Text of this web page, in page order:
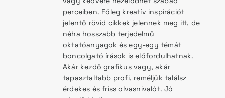
perceiben. Főleg kreatív inspirációt
jelentő rövid cikkek jelennek meg itt, de
néha hosszabb terjedelmű
oktatóanyagok és egy-egy témát
boncolgató írások is előfordulhatnak.
Akár kezdő grafikus vagy, akár
tapasztaltabb profi, reméljük találsz
érdekes és friss olvasnivalót. Jó